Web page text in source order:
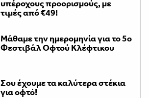
υπέροχους προορισμούς, με
τιμές από €49!
Μάθαμε την ημερομηνία για το 5ο
Φεστιβάλ Οφτού Κλέφτικου
Σου έχουμε τα καλύτερα στέκια
για οφτό!